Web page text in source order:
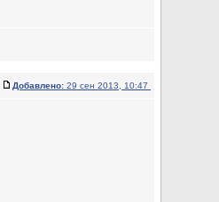
Добавлено: 29 сен 2013, 10:47